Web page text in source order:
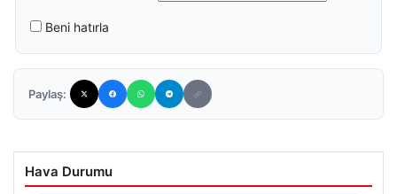
Beni hatırla
Paylaş:
Hava Durumu